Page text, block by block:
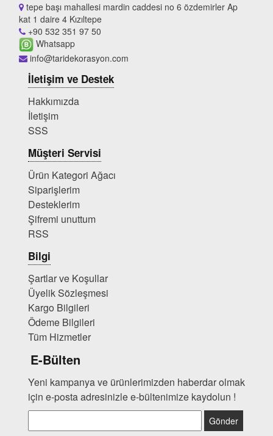
tepe başı mahallesi mardin caddesi no 6 özdemirler Ap
kat 1 daire 4 Kızıltepe
+90 532 351 97 50
Whatsapp
info@taridekorasyon.com
İletişim ve Destek
Hakkımızda
İletişim
SSS
Müşteri Servisi
Ürün Kategori Ağacı
Siparişlerim
Desteklerim
Şifremi unuttum
RSS
Bilgi
Şartlar ve Koşullar
Üyelik Sözleşmesi
Kargo Bilgileri
Ödeme Bilgileri
Tüm Hizmetler
E-Bülten
Yeni kampanya ve ürünlerimizden haberdar olmak
için e-posta adresinizle e-bültenimize kaydolun !
Gönder